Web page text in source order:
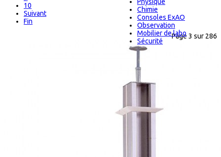
Chimie
Consoles ExAO
Observation
Mobilier de labo
Sécurité
10
Suivant
Fin
Page 3 sur 286